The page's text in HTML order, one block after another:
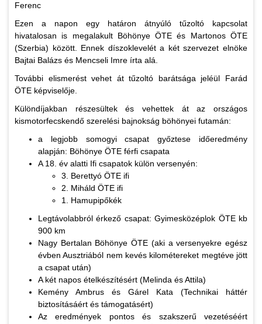
Ferenc
Ezen a napon egy határon átnyúló tűzoltó kapcsolat
hivatalosan is megalakult Böhönye ÖTE és Martonos ÖTE
(Szerbia) között. Ennek díszoklevelét a két szervezet elnöke
Bajtai Balázs és Mencseli Imre írta alá.
További elismerést vehet át tűzoltó barátsága jeléül Farád
ÖTE képviselője.
Különdíjakban részesültek és vehettek át az országos
kismotorfecskendő szerelési bajnokság böhönyei futamán:
a legjobb somogyi csapat győztese időeredmény
alapján: Böhönye ÖTE férfi csapata
A 18. év alatti Ifi csapatok külön versenyén:
3. Berettyó ÖTE ifi
2. Miháld ÖTE ifi
1. Hamupipőkék
Legtávolabbról érkező csapat: Gyimesközéplok ÖTE kb
900 km
Nagy Bertalan Böhönye ÖTE (aki a versenyekre egész
évben Ausztriából nem kevés kilométereket megtéve jött
a csapat után)
A két napos ételkészítésért (Melinda és Attila)
Kemény Ambrus és Gárel Kata (Technikai háttér
biztosításáért és támogatásért)
Az eredmények pontos és szakszerű vezetéséért